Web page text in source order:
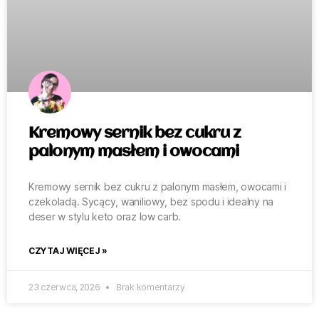
Kremowy sernik bez cukru z
palonym masłem i owocami
Kremowy sernik bez cukru z palonym masłem, owocami i
czekoladą. Sycący, waniliowy, bez spodu i idealny na
deser w stylu keto oraz low carb.
CZYTAJ WIĘCEJ »
23 czerwca, 2026 Brak komentarzy